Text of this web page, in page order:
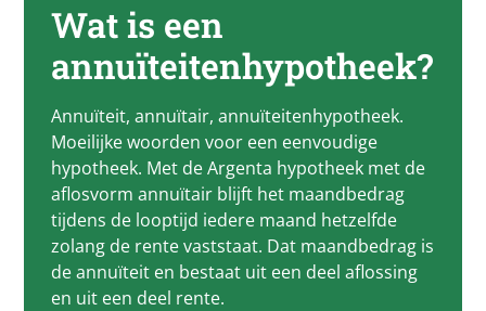
Wat is een
annuïteitenhypotheek?
Annuïteit, annuïtair, annuïteitenhypotheek.
Moeilijke woorden voor een eenvoudige
hypotheek. Met de Argenta hypotheek met de
aflosvorm annuïtair blijft het maandbedrag
tijdens de looptijd iedere maand hetzelfde
zolang de rente vaststaat. Dat maandbedrag is
de annuïteit en bestaat uit een deel aflossing
en uit een deel rente.